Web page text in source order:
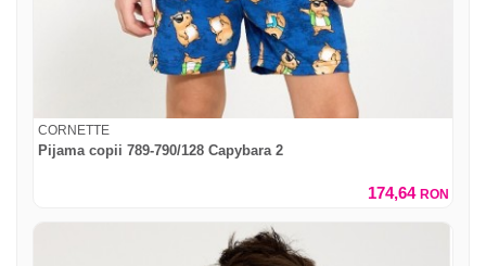
CORNETTE
Pijama copii 789-790/128 Capybara 2
174,64 RON